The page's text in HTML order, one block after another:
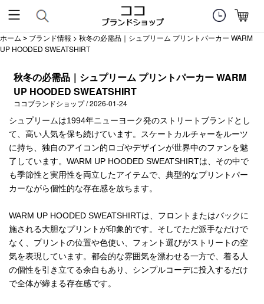
ホーム > ブランド情報 > 秋冬の必需品｜シュプリーム プリントパーカー WARM
UP HOODED SWEATSHIRT
秋冬の必需品｜シュプリーム プリントパーカー WARM
UP HOODED SWEATSHIRT
ココブランドショップ / 2026-01-24
シュプリームは1994年ニューヨーク発のストリートブランドとし
て、高い人気を保ち続けています。スケートカルチャーをルーツ
に持ち、独自のアイコン的ロゴやデザインが世界中のファンを魅
了しています。WARM UP HOODED SWEATSHIRTは、その中で
も季節性と実用性を両立したアイテムで、典型的なプリントパー
カーながら個性的な存在感を放ちます。
WARM UP HOODED SWEATSHIRTは、フロントまたはバックに
施される大胆なプリントが印象的です。そしてただ派手なだけで
なく、プリントの位置や色使い、フォント選びがストリートの空
気を表現しています。都会的な雰囲気を漂わせる一方で、着る人
の個性を引き立てる余白もあり、シンプルコーデに投入するだけ
で全体が締まる存在感です。